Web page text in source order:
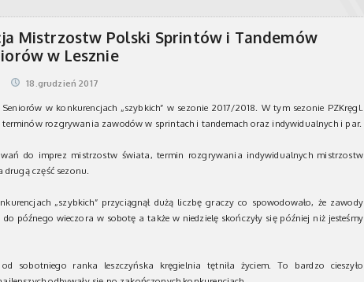
Mistrzostw Polski Sprintów i Tandemów
w Lesznie
18.grudzień 2017
w konkurencjach „szybkich” w sezonie 2017/2018. W tym sezonie PZKręgl.
terminów rozgrywania zawodów w sprintach i tandemach oraz indywidualnych i par.
do imprez mistrzostw świata, termin rozgrywania indywidualnych mistrzostw
drugą część sezonu.
„szybkich” przyciągnął dużą liczbę graczy co spowodowało, że zawody
późnego wieczora w sobotę a także w niedzielę skończyły się później niż jesteśmy
sobotniego ranka leszczyńska kręgielnia tętniła życiem. To bardzo cieszyło